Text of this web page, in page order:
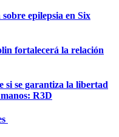
epilepsia en Six
fortalecerá la relación
si se garantiza la libertad
R3D